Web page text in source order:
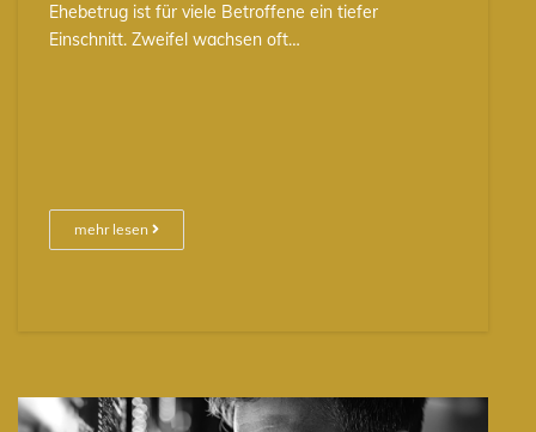
Ehebetrug ist für viele Betroffene ein tiefer
Einschnitt. Zweifel wachsen oft…
mehr lesen